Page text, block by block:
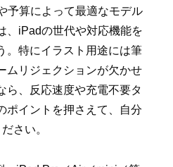
予算によって最適なモデル
、iPadの世代や対応機能を
。特にイラスト用途には筆
ムリジェクションが欠かせ
ら、反応速度や充電不要タ
ポイントを押さえて、自分
さい。